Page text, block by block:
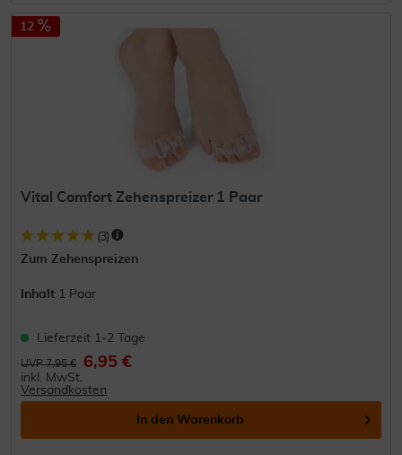
12
Vital Comfort Zehenspreizer 1 Paar
(3)
Zum Zehenspreizen
Inhalt 1 Paar
Lieferzeit 1-2 Tage
UVP 7,95 € 6,95 €
inkl. MwSt.
Versandkosten
In den Warenkorb